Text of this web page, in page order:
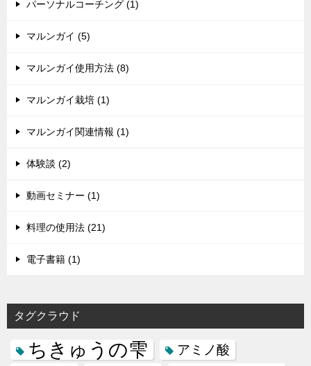
パーソナルコーチング (1)
マルンガイ (5)
マルンガイ使用方法 (8)
マルンガイ栽培 (1)
マルンガイ関連情報 (1)
体験談 (2)
動画セミナー (1)
料理の使用法 (21)
電子書籍 (1)
タグクラウド
ちきゅうの雫 アミノ酸